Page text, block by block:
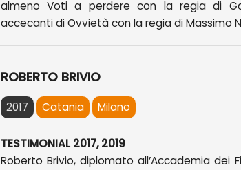
almeno Voti a perdere con la regia di
accecanti di Ovvietà con la regia di Massimo
ROBERTO BRIVIO
2017 Catania Milano
TESTIMONIAL 2017, 2019
Roberto Brivio, diplomato all’Accademia dei